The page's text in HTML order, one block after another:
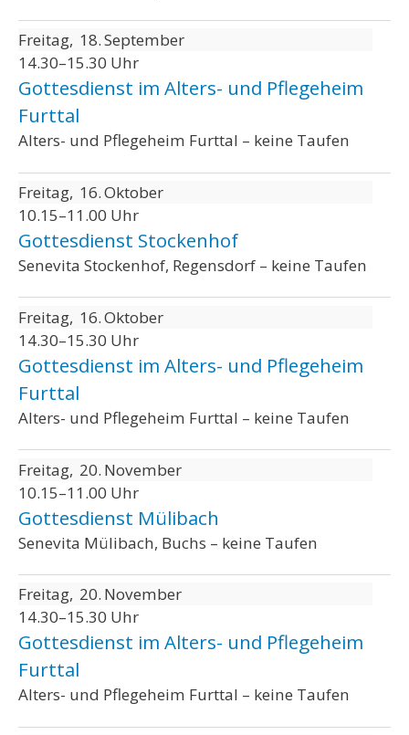
Freitag 18 September
14.30–15.30 Uhr
Gottesdienst im Alters- und Pflegeheim
Furttal
Alters- und Pflegeheim Furttal – keine Taufen
Freitag 16 Oktober
10.15–11.00 Uhr
Gottesdienst Stockenhof
Senevita Stockenhof, Regensdorf – keine Taufen
Freitag 16 Oktober
14.30–15.30 Uhr
Gottesdienst im Alters- und Pflegeheim
Furttal
Alters- und Pflegeheim Furttal – keine Taufen
Freitag 20 November
10.15–11.00 Uhr
Gottesdienst Mülibach
Senevita Mülibach, Buchs – keine Taufen
Freitag 20 November
14.30–15.30 Uhr
Gottesdienst im Alters- und Pflegeheim
Furttal
Alters- und Pflegeheim Furttal – keine Taufen